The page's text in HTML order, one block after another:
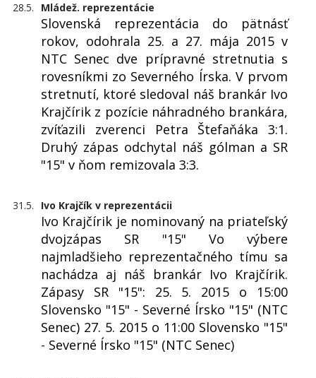
28.5. Mládež. reprezentácie
Slovenská reprezentácia do pätnásť
rokov, odohrala 25. a 27. mája 2015 v
NTC Senec dve prípravné stretnutia s
rovesníkmi zo Severného Írska. V prvom
stretnutí, ktoré sledoval náš brankár Ivo
Krajčírik z pozície náhradného brankára,
zvíťazili zverenci Petra Štefaňáka 3:1.
Druhý zápas odchytal náš gólman a SR
"15" v ňom remizovala 3:3.
31.5. Ivo Krajčík v reprezentácii
Ivo Krajčírik je nominovaný na priateľský
dvojzápas SR "15" Vo výbere
najmladšieho reprezentačného tímu sa
nachádza aj náš brankár Ivo Krajčírik.
Zápasy SR "15": 25. 5. 2015 o 15:00
Slovensko "15" - Severné Írsko "15" (NTC
Senec) 27. 5. 2015 o 11:00 Slovensko "15"
- Severné Írsko "15" (NTC Senec)